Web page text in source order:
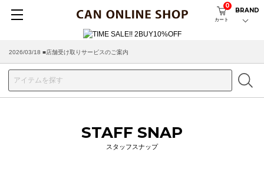
カート
0
BRAND
2026/03/18 ■店舗受け取りサービスのご案内
STAFF SNAP
スタッフスナップ